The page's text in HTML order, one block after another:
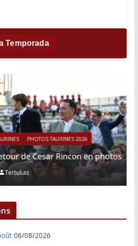
Temporada
PHOTOS TAURINES 2026
Cesar Rincon en photos
06/08/2026